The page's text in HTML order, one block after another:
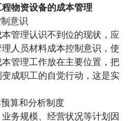
物资设备的成本管理
意识
管理认识不到位的现状，应
人员材料成本控制意识，使
管理工作放在主要位置，把
成职工的自觉行动，这是实
算和分析制度
务规模、经营状况等计划因